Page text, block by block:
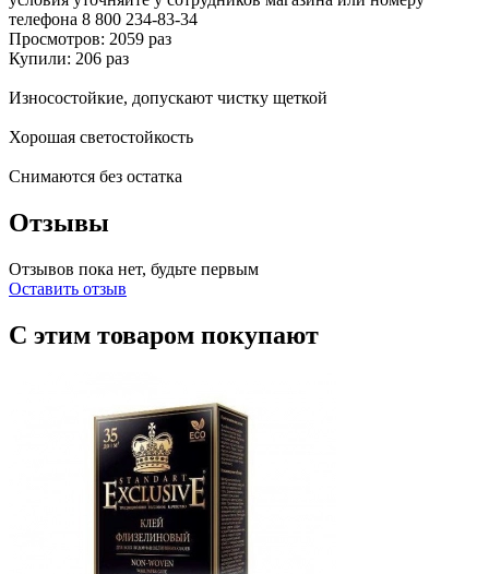
телефона 8 800 234-83-34
Просмотров: 2059 раз
Купили: 206 раз
Износостойкие, допускают чистку щеткой
Хорошая светостойкость
Снимаются без остатка
Отзывы
Отзывов пока нет, будьте первым
Оставить отзыв
С этим товаром покупают